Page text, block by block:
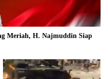
Meriah, H. Najmuddin Siap